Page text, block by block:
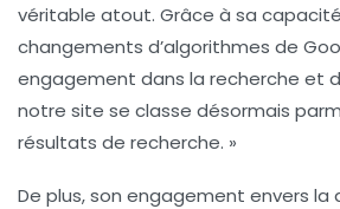
véritable atout. Grâce à sa
changements d’algorithmes de
engagement dans la recherche et
notre site se classe désormais
résultats de recherche. »
De plus, son engagement envers la